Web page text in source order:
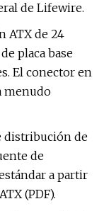
de Lifewire.
ATX de 24
placa base
El conector en
menudo
distribución de
de
a partir
(PDF).